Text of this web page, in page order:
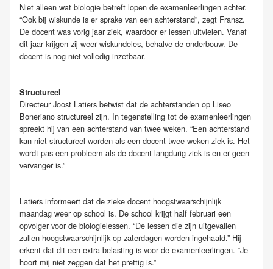
Niet alleen wat biologie betreft lopen de examenleerlingen achter.
“Ook bij wiskunde is er sprake van een achterstand”, zegt Fransz.
De docent was vorig jaar ziek, waardoor er lessen uitvielen. Vanaf
dit jaar krijgen zij weer wiskundeles, behalve de onderbouw. De
docent is nog niet volledig inzetbaar.
Structureel
Directeur Joost Latiers betwist dat de achterstanden op Liseo
Boneriano structureel zijn. In tegenstelling tot de examenleerlingen
spreekt hij van een achterstand van twee weken. “Een achterstand
kan niet structureel worden als een docent twee weken ziek is. Het
wordt pas een probleem als de docent langdurig ziek is en er geen
vervanger is.”
Latiers informeert dat de zieke docent hoogstwaarschijnlijk
maandag weer op school is. De school krijgt half februari een
opvolger voor de biologielessen. “De lessen die zijn uitgevallen
zullen hoogstwaarschijnlijk op zaterdagen worden ingehaald.” Hij
erkent dat dit een extra belasting is voor de examenleerlingen. “Je
hoort mij niet zeggen dat het prettig is.”